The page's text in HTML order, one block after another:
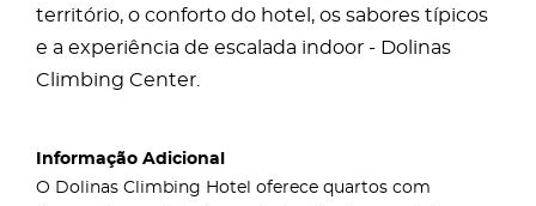
território, o conforto do hotel, os sabores típicos
e a experiência de escalada indoor - Dolinas
Climbing Center.
Informação Adicional
O Dolinas Climbing Hotel oferece quartos com